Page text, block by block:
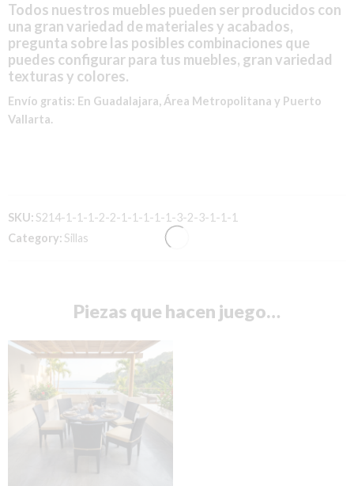
Todos nuestros muebles pueden ser producidos con
una gran variedad de materiales y acabados,
pregunta sobre las posibles combinaciones que
puedes configurar para tus muebles, gran variedad
texturas y colores.
Envío gratis: En Guadalajara, Área Metropolitana y Puerto
Vallarta.
SKU: S214-1-1-1-2-2-1-1-1-1-1-3-2-3-1-1-1
Category: Sillas
Piezas que hacen juego…